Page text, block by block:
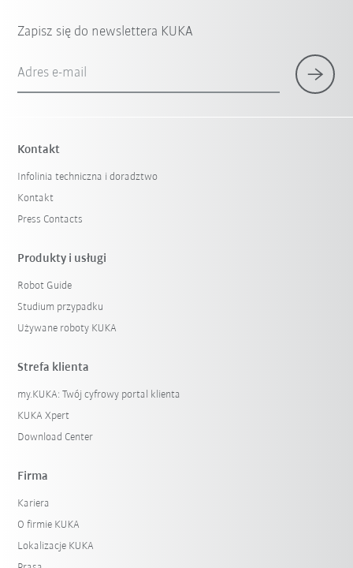
Zapisz się do newslettera KUKA
Adres e-mail
Kontakt
Infolinia techniczna i doradztwo
Kontakt
Press Contacts
Produkty i usługi
Robot Guide
Studium przypadku
Używane roboty KUKA
Strefa klienta
my.KUKA: Twój cyfrowy portal klienta
KUKA Xpert
Download Center
Firma
Kariera
O firmie KUKA
Lokalizacje KUKA